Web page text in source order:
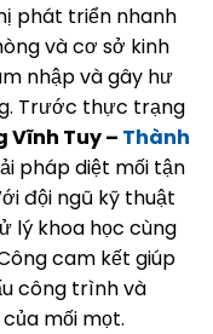
phát triển nhanh
và cơ sở kinh
nhập và gây hư
Trước thực trạng
Vĩnh Tuy – Thành
pháp diệt mối tận
đội ngũ kỹ thuật
lý khoa học cùng
cam kết giúp
công trình và
mối mọt.